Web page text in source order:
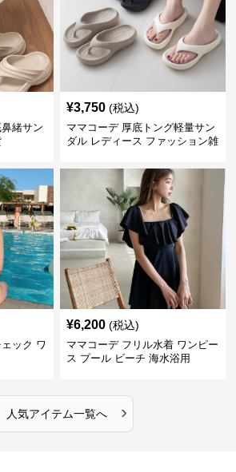
緒サン
¥3,750 (税込)
ママコーデ 厚底トング軽量サン
ダル レディース ファッション雑
ック ワ
¥6,200 (税込)
ママコーデ フリル水着 ワンピー
ス プール ビーチ 海水浴用
人気アイテム一覧へ ›